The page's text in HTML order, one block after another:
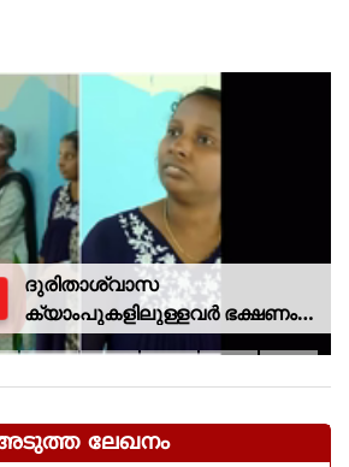
ദുരിതാശ്വാസ
ക്യാംപുകളിലുള്ളവർ ഭക്ഷണം
കഴിക്കുന്നത് സ്വന്തം കാശ്
ലേഖനം